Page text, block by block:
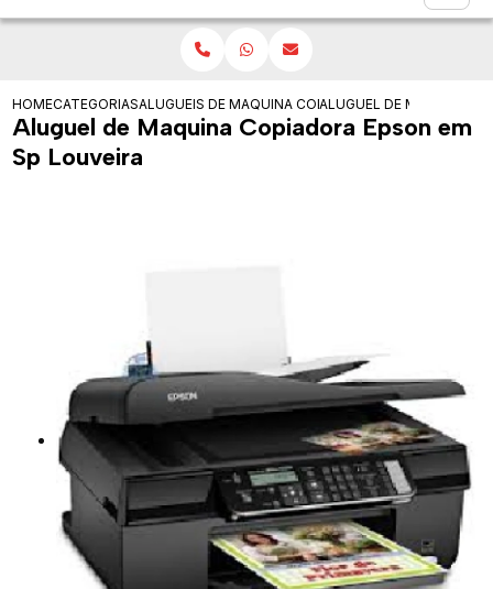
HOMECATEGORIASALUGUEIS DE COPIADORASMAQUINA COPIADORA KYOCERA PARA
ALUGUEL DE MAQUINA
Aluguel de Maquina Copiadora Epson em
Sp Louveira